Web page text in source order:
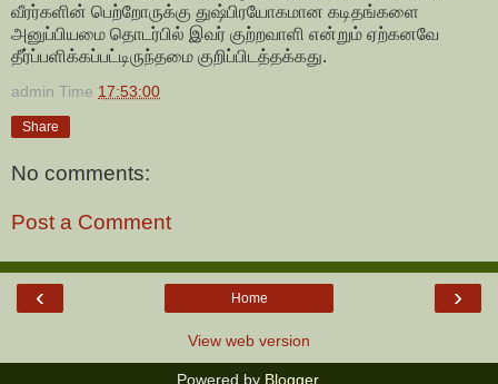
வீரர்களின் பெற்றோருக்கு துஷ்பிரயோகமான கடிதங்களை
அனுப்பியமை தொடர்பில் இவர் குற்றவாளி என்றும் ஏற்கனவே
தீர்ப்பளிக்கப்பட்டிருந்தமை குறிப்பிடத்தக்கது.
admin Time 17:53:00
Share
No comments:
Post a Comment
‹ ›
Home
View web version
Powered by Blogger.